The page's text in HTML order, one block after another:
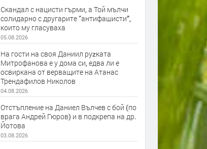
Скандал с нацисти гърми, а Той мълчи
солидарно с другарите “антифашисти”,
които му гласуваха
05.08.2026
На гости на своя Даниил руzката
Митрофанова е у дома си, едва ли е
освиркана от верващите на Атанас
Трендафилов Николов
04.08.2026
Отстъпление на Даниел Вълчев с бой (по
врага Андрей Гюров) и в подкрепа на др.
Йотова
03.08.2026